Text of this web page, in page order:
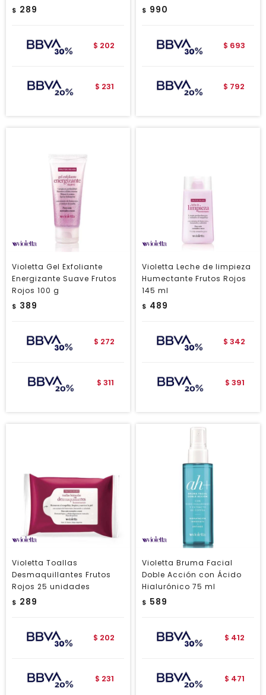
$ 289
$ 202
$ 231
$ 990
$ 693
$ 792
Violetta Gel Exfoliante
Energizante Suave Frutos
Rojos 100 g
$ 389
$ 272
$ 311
Violetta Leche de limpieza
Humectante Frutos Rojos
145 ml
$ 489
$ 342
$ 391
Violetta Toallas
Desmaquillantes Frutos
Rojos 25 unidades
$ 289
$ 202
$ 231
Violetta Bruma Facial
Doble Acción con Ácido
Hialurónico 75 ml
$ 589
$ 412
$ 471